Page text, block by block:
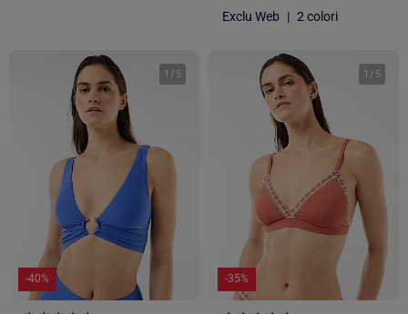
Exclu Web | 2 colori
1 / 5
-40%
1 / 5
-35%